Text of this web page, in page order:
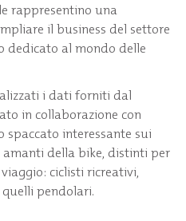
rappresentino una
il business del settore
dedicato al mondo delle
i dati forniti dal
in collaborazione con
spaccato interessante sui
della bike, distinti per
ciclisti ricreativi,
pendolari.